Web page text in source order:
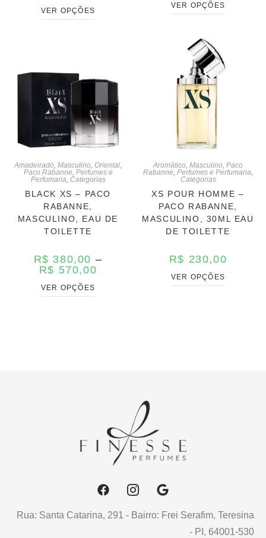
VER OPÇÕES
VER OPÇÕES
Amadeirado, Masculino, Oriental,
Paco Rabanne, Perfumes e
Perfumaria, Categorias
BLACK XS – PACO
RABANNE,
MASCULINO, EAU DE
TOILETTE
R$ 380,00 –
R$ 570,00
VER OPÇÕES
Aromático, Masculino, Paco
Rabanne, Perfumes e Perfumaria,
Categorias
XS POUR HOMME –
PACO RABANNE,
MASCULINO, 30ML EAU
DE TOILETTE
R$ 230,00
VER OPÇÕES
Rua: Santa Catarina, 291 - Bairro: Frei Serafim, Teresina
- PI, 64001-530